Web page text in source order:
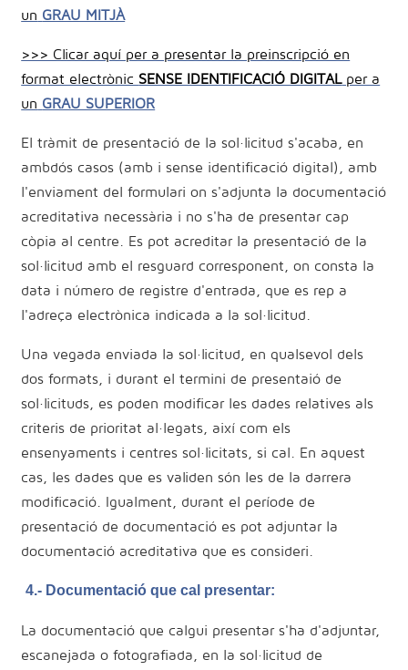
un GRAU MITJÀ
>>> Clicar aquí per a presentar la preinscripció en
format electrònic SENSE IDENTIFICACIÓ DIGITALper a
un GRAU SUPERIOR
El tràmit de presentació de la sol·licitud s'acaba, en
ambdós casos (amb i sense identificació digital), amb
l'enviament del formulari on s'adjunta la documentació
acreditativa necessària i no s'ha de presentar cap
còpia al centre. Es pot acreditar la presentació de la
sol·licitud amb el resguard corresponent, on consta la
data i número de registre d'entrada, que es rep a
l'adreça electrònica indicada a la sol·licitud.
Una vegada enviada la sol·licitud, en qualsevol dels
dos formats, i durant el termini de presentaió de
sol·licituds, es poden modificar les dades relatives als
criteris de prioritat al·legats, així com els
ensenyaments i centres sol·licitats, si cal. En aquest
cas, les dades que es validen són les de la darrera
modificació. Igualment, durant el període de
presentació de documentació es pot adjuntar la
documentació acreditativa que es consideri.
4.- Documentació que cal presentar:
La documentació que calgui presentar s'ha d'adjuntar,
escanejada o fotografiada, en la sol·licitud de